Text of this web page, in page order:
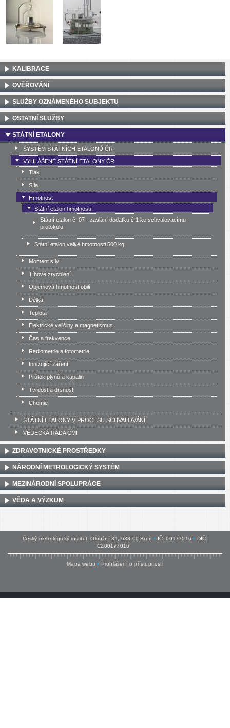
KALIBRACE
OVĚŘOVÁNÍ
SLUŽBY OZNÁMENÉHO SUBJEKTU
OSTATNÍ SLUŽBY
STÁTNÍ ETALONY
SYSTÉM STÁTNÍCH ETALONŮ ČR
VYHLÁŠENÉ STÁTNÍ ETALONY ČR
Tlak
Síla
Hmotnost
Státní etalon hmotnosti
Státní etalon č. 07 - zaslání dodatku č.1 ke schvalovacímu
protokolu
Státní etalon velké hmotnosti 500 kg
Moment síly
Tíhové zrychlení
Objemová hmotnost obilí
Délka
Teplota
Elektrické veličiny a magnetismus
Čas a frekvence
Radiometrie a fotometrie
Ionizující záření
Průtok plynů a kapalin
Tvrdost a drsnost
Chemie
STÁTNÍ ETALONY V PROCESU SCHVALOVÁNÍ
VĚDECKÁ RADA ČMI
ZDRAVOTNICKÉ PROSTŘEDKY
NÁRODNÍ METROLOGICKÝ SYSTÉM
MEZINÁRODNÍ SPOLUPRÁCE
VĚDA A VÝZKUM
Český metrologický institut, Okružní 31, 638 00 Brno • IČ: 00177016 • DIČ:
CZ00177016
Mapa webu • Prohlášení o přístupnosti